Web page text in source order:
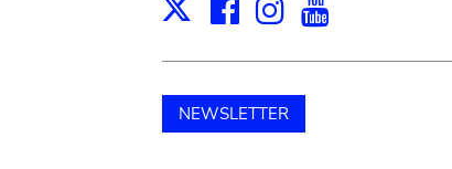
X Facebook
Instagram
NEWSLETTER